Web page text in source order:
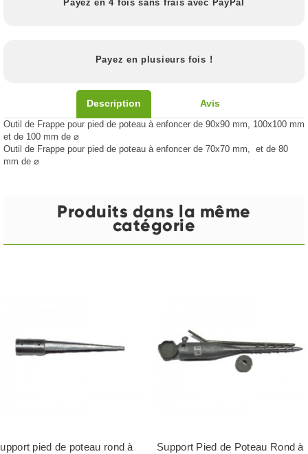
Payez en 4 fois sans frais avec PayPal
Payez en plusieurs fois !
Description Avis
Outil de Frappe pour pied de poteau à enfoncer de 90x90 mm, 100x100 mm
et de 100 mm de ⌀
Outil de Frappe pour pied de poteau à enfoncer de 70x70 mm, et de 80
mm de ⌀
Produits dans la même
catégorie
pied de poteau rond à
Support Pied de Poteau Rond à